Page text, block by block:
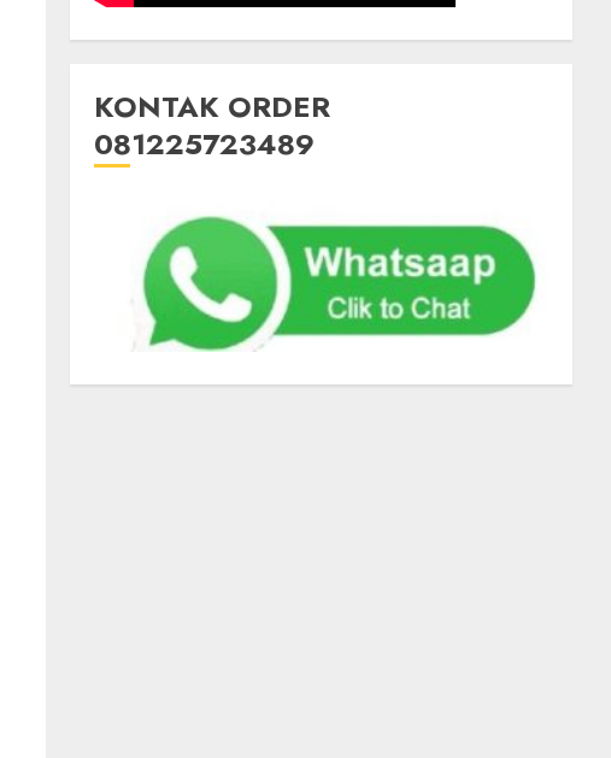
KONTAK ORDER
081225723489